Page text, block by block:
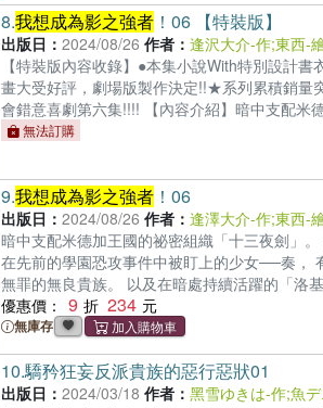
8.我想成為影之強者 ！06 【特裝版】
出版日： 2024/08/26 作者： 逢沢大介-作;東西-
【特裝版內容收錄】●本集小說With特別設計
畫大受好評，劇場版製作決定!!★系列累積銷
會錯意喜劇第六集!!!! 【內容介紹】暗中支配米
力湮滅諸多惡行的證據。為了保護在先前的學
── 現況好像就是這麼回事吧。這可是「影之強
無法訂購
9.我想成為影之強者 ！06
出版日： 2024/08/26 作者： 逢澤大介-作;東西-
暗中支配米德加王國的祕密組織「十三夜劍」
在先前的學園恐攻事件中被盯上的少女──奏
無罪的無良貴族。 以及在暗處持續活躍的「洛
是「影之強者」締造傳說的大好機會！ ★動畫
令人期待的書籍化！ ★主角威能×異世界轉生×
優惠價： 9 234
無庫存
10.驕矜狂妄反派貴族的惡行惡狀01
出版日： 2024/03/18 作者： 黑雪ゆきは-作;魚